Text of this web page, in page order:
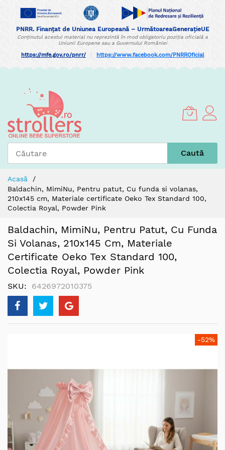
PNRR. Finanțat de Uniunea Europeană – UrmătoareaGenerațieUE
Conținutul acestui material nu reprezintă în mod obligatoriu poziția oficială a
Uniunii Europene sau a Guvernului României
https://mfe.gov.ro/pnrr/ https://www.facebook.com/PNRROficial
Content
Caută
Acasă
Baldachin, MimiNu, Pentru patut, Cu funda si volanas,
210x145 cm, Materiale certificate Oeko Tex Standard 100,
Colectia Royal, Powder Pink
Baldachin, MimiNu, Pentru Patut, Cu Funda
Si Volanas, 210x145 Cm, Materiale
Certificate Oeko Tex Standard 100,
Colectia Royal, Powder Pink
SKU 6426972010375
end
images
gallery
-52%